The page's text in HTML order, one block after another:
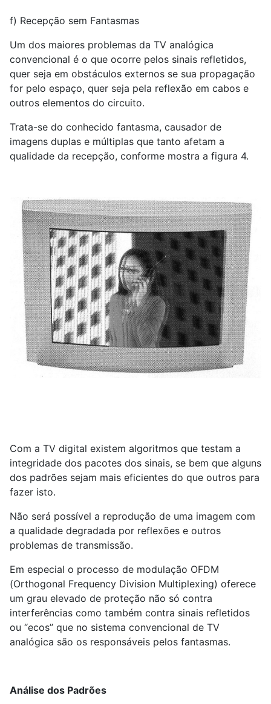
f) Recepção sem Fantasmas
Um dos maiores problemas da TV analógica
convencional é o que ocorre pelos sinais refletidos,
quer seja em obstáculos externos se sua propagação
for pelo espaço, quer seja pela reflexão em cabos e
outros elementos do circuito.
Trata-se do conhecido fantasma, causador de
imagens duplas e múltiplas que tanto afetam a
qualidade da recepção, conforme mostra a figura 4.
Com a TV digital existem algoritmos que testam a
integridade dos pacotes dos sinais, se bem que alguns
dos padrões sejam mais eficientes do que outros para
fazer isto.
Não será possível a reprodução de uma imagem com
a qualidade degradada por reflexões e outros
problemas de transmissão.
Em especial o processo de modulação OFDM
(Orthogonal Frequency Division Multiplexing) oferece
um grau elevado de proteção não só contra
interferências como também contra sinais refletidos
ou “ecos” que no sistema convencional de TV
analógica são os responsáveis pelos fantasmas.
Análise dos Padrões